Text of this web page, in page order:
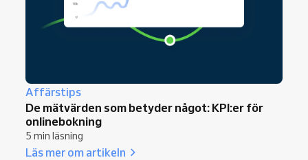
Affärstips
De mätvärden som betyder något: KPI:er för
onlinebokning
5 min läsning
Läs mer om artikeln